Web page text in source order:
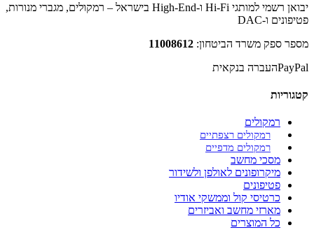
יבואן רשמי למותגי Hi-Fi ו-High-End בישראל – רמקולים, מגברי מנורות,
פטיפונים ו-DAC
מספר ספק משרד הביטחון: 11008612
PayPalהעברה בנקאית
קטגוריות
רמקולים
רמקולים רצפתיים
רמקולים מדפיים
מסכי מחשב
מיקרופונים לאולפן ולשידור
פטיפונים
כרטיסי קול וממשקי אודיו
מארזי מחשב ואביזרים
כל המוצרים